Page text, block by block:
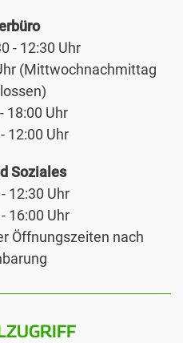
- 12:30 Uhr
(Mittwochnachmittag
18:00 Uhr
12:00 Uhr
Soziales
12:30 Uhr
16:00 Uhr
Öffnungszeiten nach